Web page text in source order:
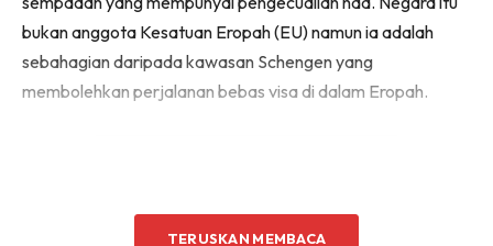
bukan anggota Kesatuan Eropah (EU) namun ia adalah
sebahagian daripada kawasan Schengen yang
membolehkan perjalanan bebas visa di dalam Eropah.
TERUSKAN MEMBACA